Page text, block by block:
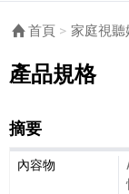
首頁 家庭視聽
產品規格
摘要
摘要細節敘述
內容物